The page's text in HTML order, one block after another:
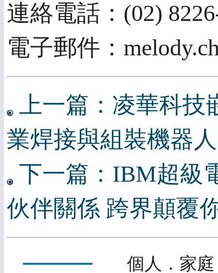
連絡電話：(02)
電子郵件：
上一篇：凌華科
業焊接與組裝機器
下一篇：IBM超級
伙伴關係 跨界顛覆
個人．家